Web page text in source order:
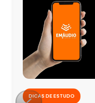
DICAS DE ESTUDO